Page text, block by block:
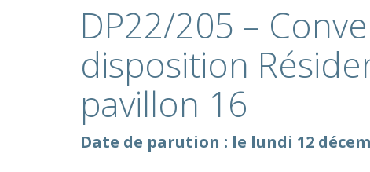
DP22/205 –
disposition
pavillon 16
Date de parution : le lundi 12